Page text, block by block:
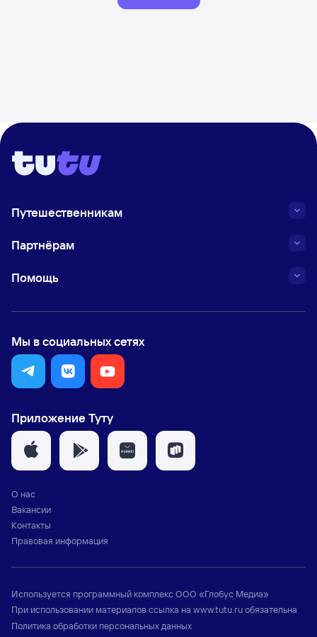
Путешественникам
Партнёрам
Помощь
Мы в социальных сетях
Приложение Туту
О нас
Вакансии
Контакты
Правовая информация
Используется программный комплексООО «Глобус Медиа»
При использовании материалов ссылка на www.tutu.ruобязательна
Политика обработки персональных данных